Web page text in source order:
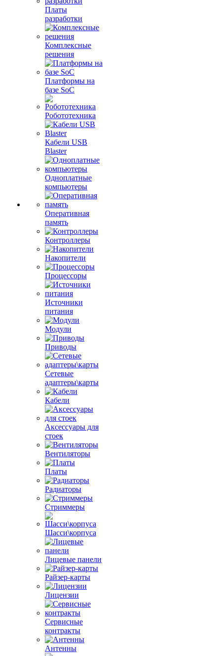
Платы
разработки
Комплексные
решения
Платформы на
базе SoC
Робототехника
Кабели USB
Blaster
Одноплатные
компьютеры
Оперативная
память
Контроллеры
Накопители
Процессоры
Источники
питания
Модули
Приводы
Сетевые
адаптеры\карты
Кабели
Аксессуары для
стоек
Вентиляторы
Платы
Радиаторы
Стриммеры
Шасси\корпуса
Лицевые панели
Райзер-карты
Лицензии
Сервисные
контракты
Антенны